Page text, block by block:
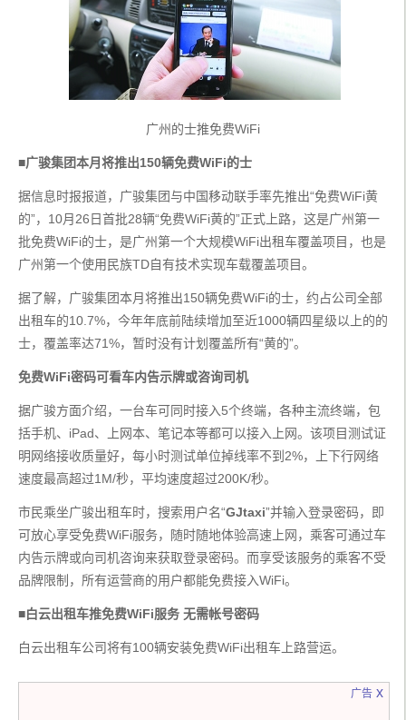
广州的士推免费WiFi
■广骏集团本月将推出150辆免费WiFi的士
据信息时报报道，广骏集团与中国移动联手率先推出“免费WiFi黄
的”，10月26日首批28辆“免费WiFi黄的”正式上路，这是广州第一
批免费WiFi的士，是广州第一个大规模WiFi出租车覆盖项目，也是
广州第一个使用民族TD自有技术实现车载覆盖项目。
据了解，广骏集团本月将推出150辆免费WiFi的士，约占公司全部
出租车的10.7%，今年年底前陆续增加至近1000辆四星级以上的的
士，覆盖率达71%，暂时没有计划覆盖所有“黄的”。
免费WiFi密码可看车内告示牌或咨询司机
据广骏方面介绍，一台车可同时接入5个终端，各种主流终端，包
括手机、iPad、上网本、笔记本等都可以接入上网。该项目测试证
明网络接收质量好，每小时测试单位掉线率不到2%，上下行网络
速度最高超过1M/秒，平均速度超过200K/秒。
市民乘坐广骏出租车时，搜索用户名“GJtaxi”并输入登录密码，即
可放心享受免费WiFi服务，随时随地体验高速上网，乘客可通过车
内告示牌或向司机咨询来获取登录密码。而享受该服务的乘客不受
品牌限制，所有运营商的用户都能免费接入WiFi。
■白云出租车推免费WiFi服务 无需帐号密码
白云出租车公司将有100辆安装免费WiFi出租车上路营运。
广告 x